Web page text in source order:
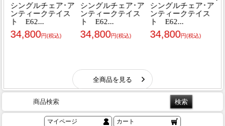
商品検索
マイページ カート